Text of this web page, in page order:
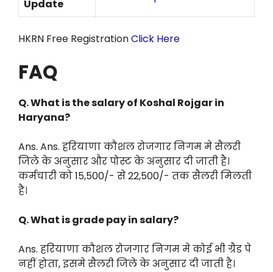
Update
HKRN Free RegistrationClick Here
FAQ
Q. What is the salary of Koshal Rojgar in
Haryana?
Ans. Ans. हरियाणा कौशल रोजगार निगम मे सैलरी
जिले के अनुसार और पोस्ट के अनुसार दी जाती है।
कर्मचारी को 15,500/- से 22,500/- तक सैलरी मिलती
है।
Q. What is grade pay in salary?
Ans. हरियाणा कौशल रोजगार निगम मे कोई भी ग्रैड पे
नहीं होता, इसमे सैलरी जिले के अनुसार दी जाती है।